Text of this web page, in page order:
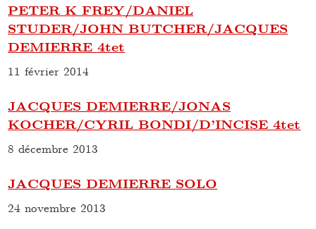
PETER K FREY/DANIEL
STUDER/JOHN BUTCHER/JACQUES
DEMIERRE 4tet
11 février 2014
JACQUES DEMIERRE/JONAS
KOCHER/CYRIL BONDI/D’INCISE 4tet
8 décembre 2013
JACQUES DEMIERRE SOLO
24 novembre 2013